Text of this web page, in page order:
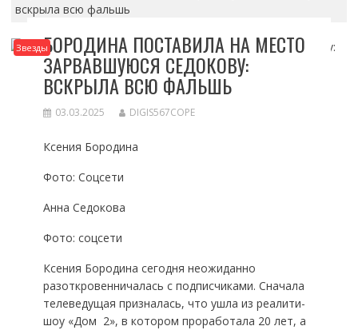
вскрыла всю фальшь
ЗвездыБОРОДИНА ПОСТАВИЛА НА МЕСТО
ЗАРВАВШУЮСЯ СЕДОКОВУ:
ВСКРЫЛА ВСЮ ФАЛЬШЬ
03.03.2025 DIGIS567COPE
Ксения Бородина
Фото: Соцсети
Анна Седокова
Фото: соцсети
Ксения Бородина сегодня неожиданно
разоткровенничалась с подписчиками. Сначала
телеведущая призналась, что ушла из реалити-
шоу «Дом  2», в котором проработала 20 лет, а